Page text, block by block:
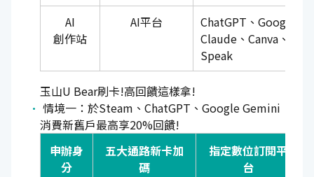
AI
創作站
AI平台
ChatGPT、Google
Claude、Canva、
Speak
玉山U Bear刷卡!高回饋這樣拿!
情境一：於Steam、ChatGPT、Google Gemini
消費新舊戶最高享20%回饋!
申辦身
分
五大通路新卡加
碼
指定數位訂閱平
台